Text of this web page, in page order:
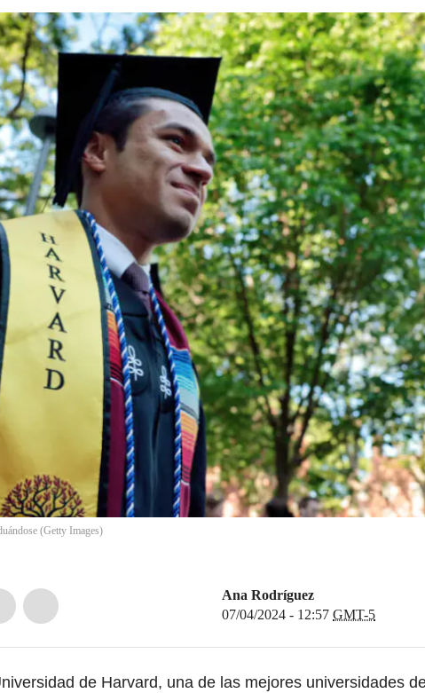
(Getty Images)
Ana Rodríguez
07/04/2024 - 12:57 GMT-5
de Harvard, una de las mejores universidades